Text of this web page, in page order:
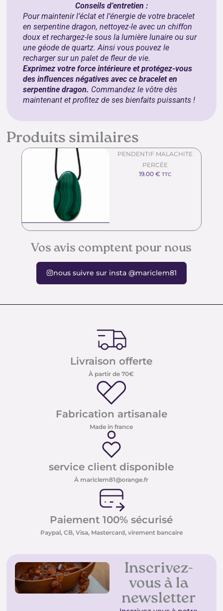
Conseils d’entretien :
Pour maintenir l’éclat et l’énergie de votre bracelet
en serpentine dragon, nettoyez-le avec un chiffon
doux et rechargez-le sous la lumière lunaire ou sur
unegéode de quartz. Ainsi vous pouvez le
recharger sur unpalet de fleur de vie.
Exprimez votre force intérieure et protégez-vous
des influences négatives avec ce bracelet en
serpentine dragon. Commandez le vôtre dès
maintenant et profitez de ses bienfaits puissants !
Produits similaires
PENDENTIF MALACHITE
PERCÉE
19.00€ TTC
Vos avis comptent pour nous
nous suivre sur insta @mariclem81
Livraison offerte
À partir de 70€
Fabrication artisanale
Made in france
service client disponible
À mariclem81@orange.fr
Paiement 100% sécurisé
Paypal, CB, Visa, Mastercard, virement bancaire
Inscrivez-
vous à la
newsletter